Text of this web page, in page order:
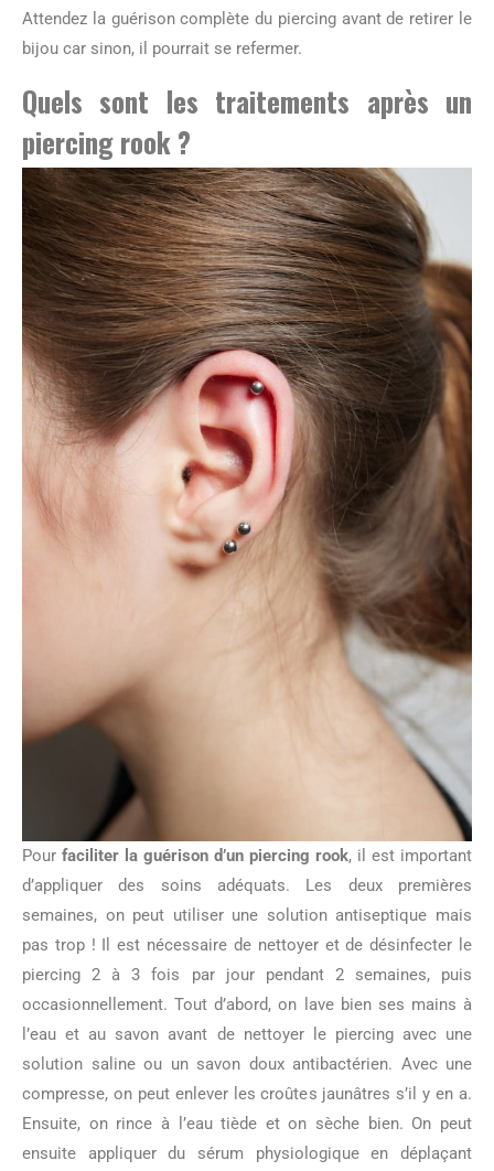
Attendez la guérison complète du piercing avant de retirer le
bijou car sinon, il pourrait se refermer.
Quels sont les traitements après un
piercing rook ?
Pour faciliter la guérison d’un piercing rook, il est important
d’appliquer des soins adéquats. Les deux premières
semaines, on peut utiliser une solution antiseptique mais
pas trop ! Il est nécessaire de nettoyer et de désinfecter le
piercing 2 à 3 fois par jour pendant 2 semaines, puis
occasionnellement. Tout d’abord, on lave bien ses mains à
l’eau et au savon avant de nettoyer le piercing avec une
solution saline ou un savon doux antibactérien. Avec une
compresse, on peut enlever les croûtes jaunâtres s’il y en a.
Ensuite, on rince à l’eau tiède et on sèche bien. On peut
ensuite appliquer du sérum physiologique en déplaçant